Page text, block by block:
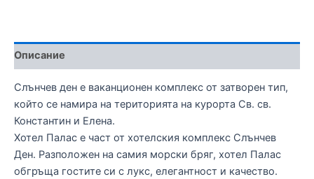
Описание
Слънчев ден е ваканционен комплекс от затворен тип,
който се намира на територията на курорта Св. св.
Константин и Елена.
Хотел Палас е част от хотелския комплекс Слънчев
Ден. Разположен на самия морски бряг, хотел Палас
обгръща гостите си с лукс, елегантност и качество.